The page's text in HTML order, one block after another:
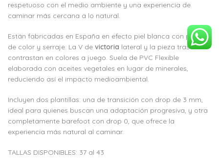
respetuoso con el medio ambiente y una experiencia de
caminar más cercana a lo natural.
Están fabricadas en España en efecto piel blanca con piezas
de color y serraje. La V de victoria lateral y la pieza trasera
contrastan en colores a juego. Suela de PVC Flexible
elaborada con aceites vegetales en lugar de minerales,
reduciendo así el impacto medioambiental.
Incluyen dos plantillas: una de transición con drop de 3 mm,
ideal para quienes buscan una adaptación progresiva, y otra
completamente barefoot con drop 0, que ofrece la
experiencia más natural al caminar.
TALLAS DISPONIBLES: 37 al 43